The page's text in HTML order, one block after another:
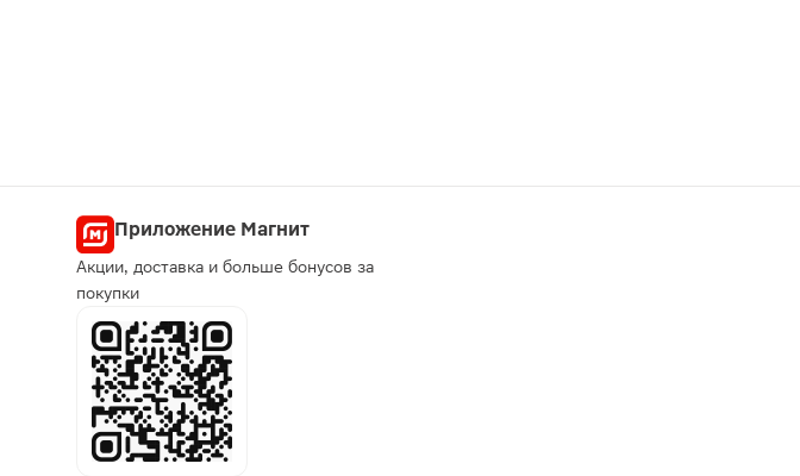
Приложение Магнит
Акции, доставка и больше бонусов за
покупки